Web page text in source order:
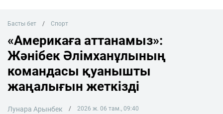
Басты бет Спорт
«Америкаға аттанамыз»:
Жәнібек Әлімханұлының
командасы қуанышты
жаңалығын жеткізді
Лунара Арынбек 2026 ж. 06 там., 09:40